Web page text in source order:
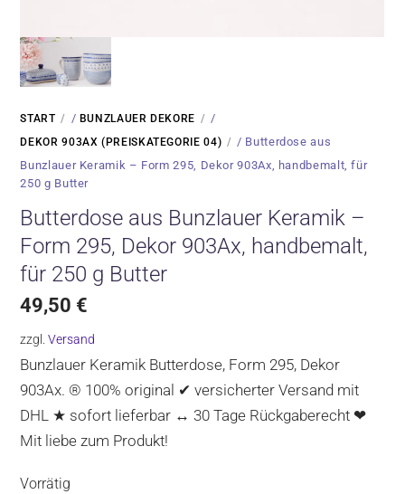
START / BUNZLAUER DEKORE /
DEKOR 903AX (PREISKATEGORIE 04)
/ Butterdose aus
Bunzlauer Keramik – Form 295, Dekor 903Ax, handbemalt, für
250 g Butter
Butterdose aus Bunzlauer Keramik –
Form 295, Dekor 903Ax, handbemalt,
für 250 g Butter
49,50 €
zzgl.Versand
Bunzlauer Keramik Butterdose, Form 295, Dekor
903Ax. ® 100% original ✔ versicherter Versand mit
DHL ★ sofort lieferbar ↔ 30 Tage Rückgaberecht ❤
Mit liebe zum Produkt!
Vorrätig